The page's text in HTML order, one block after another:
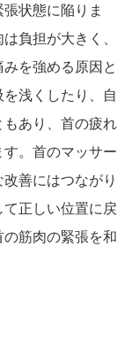
状態に陥りま
負担が大きく、
を強める原因と
浅くしたり、自
あり、首の疲れ
。首のマッサー
善にはつながり
正しい位置に戻
筋肉の緊張を和